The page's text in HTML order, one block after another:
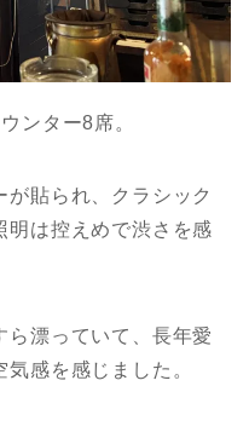
ンター8席。
貼られ、クラシック
明は控えめで渋さを感
ら漂っていて、長年愛
感を感じました。